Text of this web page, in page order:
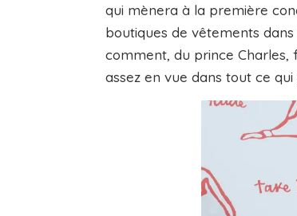
qui mènera à la première
boutiques de vêtements
comment, du prince Charles,
assez en vue dans tout ce